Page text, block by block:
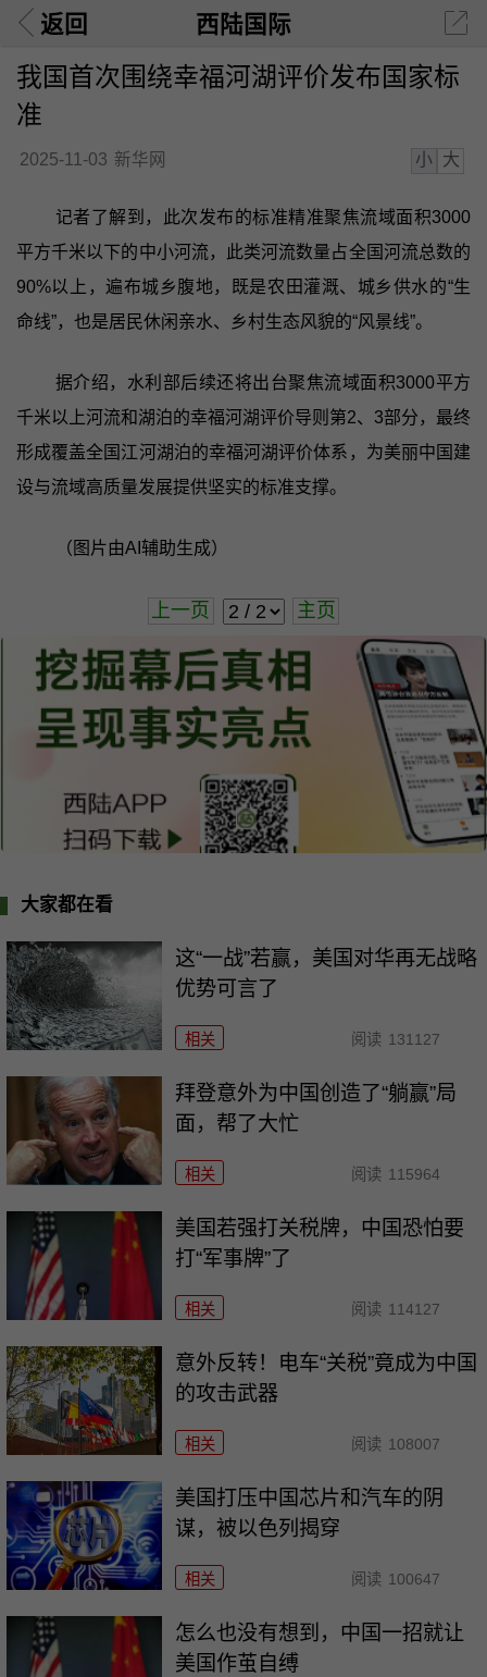
返回 西陆国际
我国首次围绕幸福河湖评价发布国家标
准
2025-11-03 新华网 小 大
记者了解到，此次发布的标准精准聚焦流域面积3000
平方千米以下的中小河流，此类河流数量占全国河流总数的
90%以上，遍布城乡腹地，既是农田灌溉、城乡供水的“生
命线”，也是居民休闲亲水、乡村生态风貌的“风景线”。
据介绍，水利部后续还将出台聚焦流域面积3000平方
千米以上河流和湖泊的幸福河湖评价导则第2、3部分，最终
形成覆盖全国江河湖泊的幸福河湖评价体系，为美丽中国建
设与流域高质量发展提供坚实的标准支撑。
（图片由AI辅助生成）
上一页 主页
大家都在看
这“一战”若赢，美国对华再无战略
优势可言了
相关 阅读 131127
拜登意外为中国创造了“躺赢”局
面，帮了大忙
相关 阅读 115964
美国若强打关税牌，中国恐怕要
打“军事牌”了
相关 阅读 114127
意外反转！电车“关税”竟成为中国
的攻击武器
相关 阅读 108007
美国打压中国芯片和汽车的阴
谋，被以色列揭穿
相关 阅读 100647
怎么也没有想到，中国一招就让
美国作茧自缚